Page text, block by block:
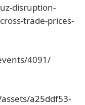
disruption-
trade-prices-
4091/
a25ddf53-